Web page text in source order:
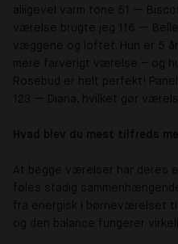
alligevel varm tone 51 —
værelse brugte jeg 116 —
væggene og loftet. Hun er 5
mere farverigt værelse – og
Rosebud er helt perfekt!
123 — Diana, hvilket gør
Hvad blev du mest tilfreds
At begge værelser har deres
føles stadig
fra energisk i børneværelset
og den balance fungerer